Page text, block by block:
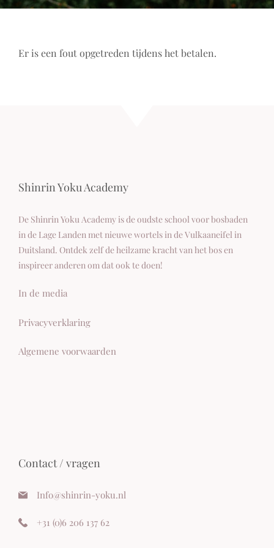
Er is een fout opgetreden tijdens het betalen.
Shinrin Yoku Academy
De Shinrin Yoku Academy is de oudste school voor bosbaden
in de Lage Landen met nieuwe wortels in de Vulkaaneifel in
Duitsland. Ontdek zelf de heilzame kracht van het bos en
inspireer anderen om dat ook te doen!
In de media
Privacyverklaring
Algemene voorwaarden
Contact / vragen
Info@shinrin-yoku.nl
+31 (0)6 206 137 62